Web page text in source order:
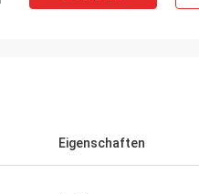
Eigenschaften